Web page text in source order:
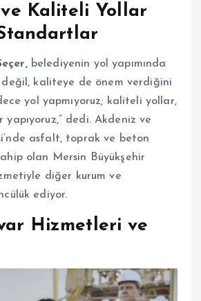
Kaliteli Yollar
belediyenin yol yapımında
değil, kaliteye de önem verdiğini
yol yapmıyoruz; kaliteli yollar,
dedi. Akdeniz ve
asfalt, toprak ve beton
olan Mersin Büyükşehir
diğer kurum ve
ediyor.
Hizmetleri ve